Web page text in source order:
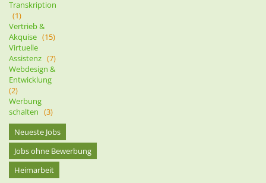
Transkription
(1)
Vertrieb &
Akquise (15)
Virtuelle
Assistenz (7)
Webdesign &
Entwicklung
(2)
Werbung
schalten (3)
Neueste Jobs
Jobs ohne Bewerbung
Heimarbeit